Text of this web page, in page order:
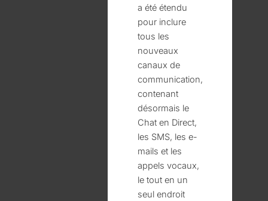
a été étendu
pour inclure
tous les
nouveaux
canaux de
communication,
contenant
désormais le
Chat en Direct,
les SMS, les e-
mails et les
appels vocaux,
le tout en un
seul endroit